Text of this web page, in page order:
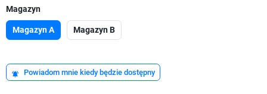
Magazyn
Magazyn A Magazyn B
notifications_active Powiadom mnie kiedy będzie dostępny